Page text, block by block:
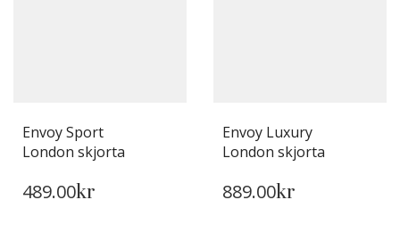
Envoy Sport
London skjorta
HÄR
489.00kr
Envoy Luxury
London skjorta
HÄR
889.00kr